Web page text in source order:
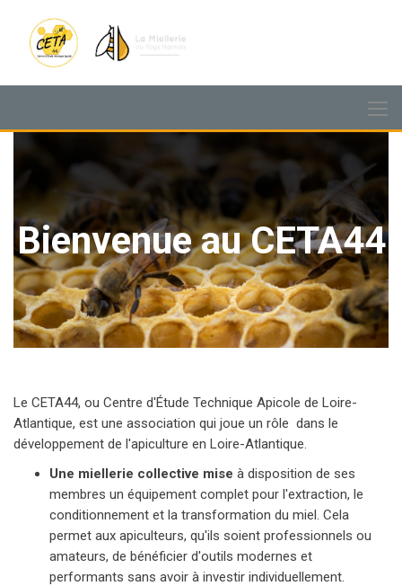
Bienvenue au CETA44
Le CETA44, ou Centre d'Étude Technique Apicole de Loire-
Atlantique, est une association qui joue un rôle dans le
développement de l'apiculture en Loire-Atlantique.
Une miellerie collective mise à disposition de ses
membres un équipement complet pour l'extraction, le
conditionnement et la transformation du miel. Cela
permet aux apiculteurs, qu'ils soient professionnels ou
amateurs, de bénéficier d'outils modernes et
performants sans avoir à investir individuellement.